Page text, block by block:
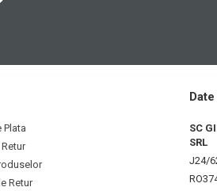
Plata
Retur
SC
SRL
J24/